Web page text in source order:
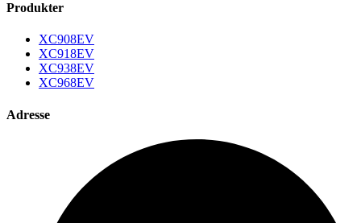
Produkter
XC908EV
XC918EV
XC938EV
XC968EV
Adresse